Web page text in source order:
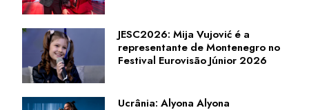
JESC2026: Mija Vujović é a
representante de Montenegro no
Festival Eurovisão Júnior 2026
Ucrânia: Alyona Alyona